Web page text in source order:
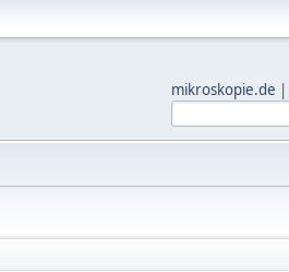
mikroskopie.de |